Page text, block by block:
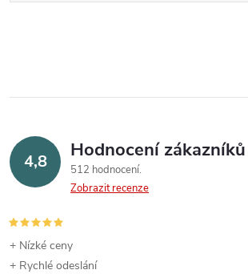
4,8 Hodnocení zákazníků
512 hodnocení
Zobrazit recenze
+ Nízké ceny
+ Rychlé odeslání